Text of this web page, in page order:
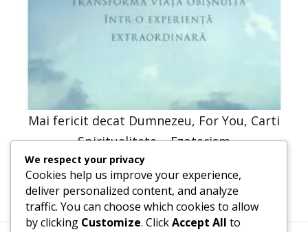
Mai fericit decat Dumnezeu, For You, Carti
Spiritualitate – Ezoterism
30,66lei
We respect your privacy
Cookies help us improve your experience,
deliver personalized content, and analyze
traffic. You can choose which cookies to allow
by clicking Customize. ClickAccept All to